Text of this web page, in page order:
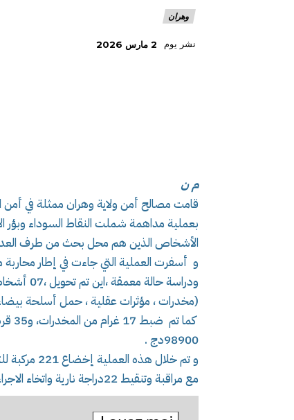
وهران
نشر يوم 2 مارس 2026
م ن
بعملية مداهمة شملت النقاط السوداء وبؤر
الأشخاص الذين هم محل بحث من طرف
(مخدرات ، مؤثرات عقلية ، حمل أسلحة
98900دج .
مع مراقبة وتنقيط 22دراجة نارية واتخاء الاجراءات الثانوية ضد المخالفين، استنادا لما جاء في البيان.